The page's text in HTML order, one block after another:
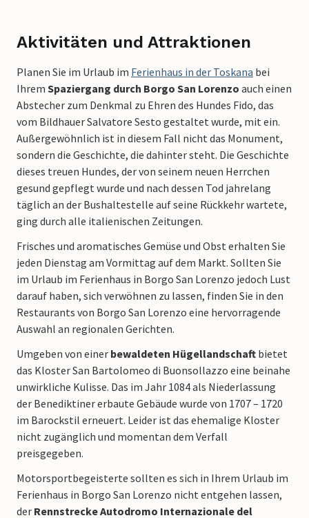
Aktivitäten und Attraktionen
Planen Sie im Urlaub im Ferienhaus in der Toskana bei
Ihrem Spaziergang durch Borgo San Lorenzo auch einen
Abstecher zum Denkmal zu Ehren des Hundes Fido, das
vom Bildhauer Salvatore Sesto gestaltet wurde, mit ein.
Außergewöhnlich ist in diesem Fall nicht das Monument,
sondern die Geschichte, die dahinter steht. Die Geschichte
dieses treuen Hundes, der von seinem neuen Herrchen
gesund gepflegt wurde und nach dessen Tod jahrelang
täglich an der Bushaltestelle auf seine Rückkehr wartete,
ging durch alle italienischen Zeitungen.
Frisches und aromatisches Gemüse und Obst erhalten Sie
jeden Dienstag am Vormittag auf dem Markt. Sollten Sie
im Urlaub im Ferienhaus in Borgo San Lorenzo jedoch Lust
darauf haben, sich verwöhnen zu lassen, finden Sie in den
Restaurants von Borgo San Lorenzo eine hervorragende
Auswahl an regionalen Gerichten.
Umgeben von einer bewaldeten Hügellandschaft bietet
das Kloster San Bartolomeo di Buonsollazzo eine beinahe
unwirkliche Kulisse. Das im Jahr 1084 als Niederlassung
der Benediktiner erbaute Gebäude wurde von 1707 – 1720
im Barockstil erneuert. Leider ist das ehemalige Kloster
nicht zugänglich und momentan dem Verfall
preisgegeben.
Motorsportbegeisterte sollten es sich in Ihrem Urlaub im
Ferienhaus in Borgo San Lorenzo nicht entgehen lassen,
der Rennstrecke Autodromo Internazionale del